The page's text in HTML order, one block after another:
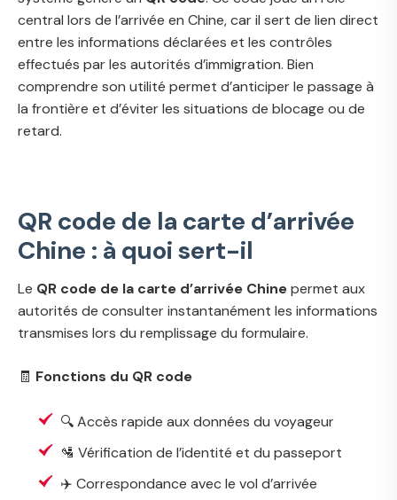
central lors de l’arrivée en Chine, car il sert de lien direct
entre les informations déclarées et les contrôles
effectués par les autorités d’immigration. Bien
comprendre son utilité permet d’anticiper le passage à
la frontière et d’éviter les situations de blocage ou de
retard.
QR code de la carte d’arrivée
Chine : à quoi sert-il
Le QR code de la carte d’arrivée Chinepermet aux
autorités de consulter instantanément les informations
transmises lors du remplissage du formulaire.
🧾 Fonctions du QR code
🔍 Accès rapide aux données du voyageur
🛂 Vérification de l’identité et du passeport
✈️ Correspondance avec le vol d’arrivée